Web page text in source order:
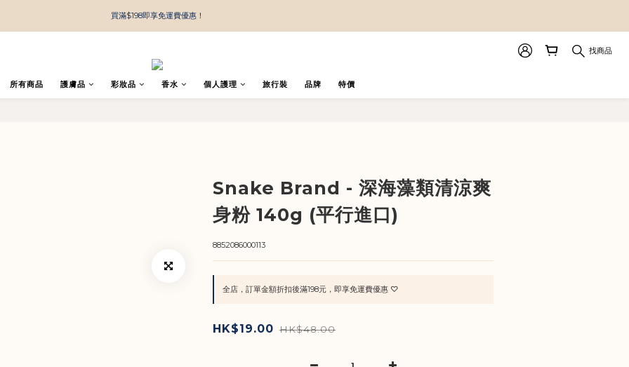
買滿$198即享免運費優惠！
找商品
所有商品 護膚品 彩妝品 香水 個人護理 旅行裝 品牌 特價
Snake Brand - 深海藻類清涼爽
身粉 140g (平行進口)
8852086000113
全店，訂單金額折扣後滿198元，即享免運費優惠 ♡
HK$19.00 HK$48.00